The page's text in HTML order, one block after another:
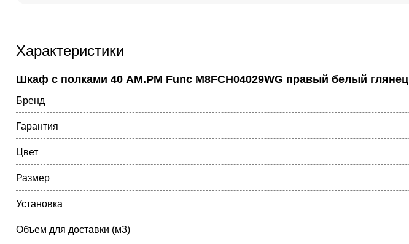
Характеристики
Шкаф с полками 40 AM.PM Func M8FCH04029WG правый белый глянец
Бренд
Гарантия
Цвет
Размер
Установка
Объем для доставки (м3)